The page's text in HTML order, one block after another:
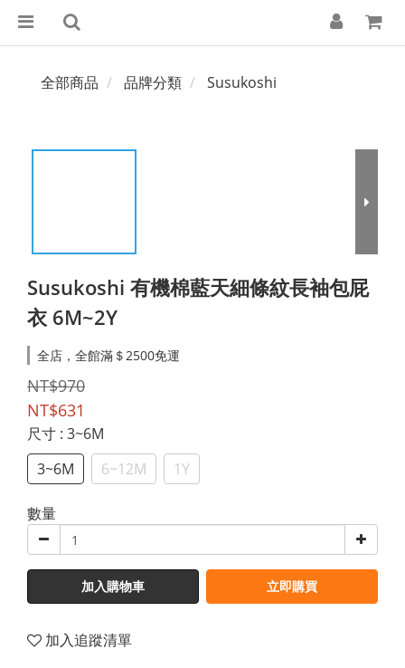
全部商品 品牌分類 Susukoshi
Susukoshi 有機棉藍天細條紋長袖包屁
衣 6M~2Y
全店，全館滿＄2500免運
NT$970
NT$631
尺寸 : 3~6M
3~6M
6~12M 1Y
數量
加入購物車 立即購買
加入追蹤清單